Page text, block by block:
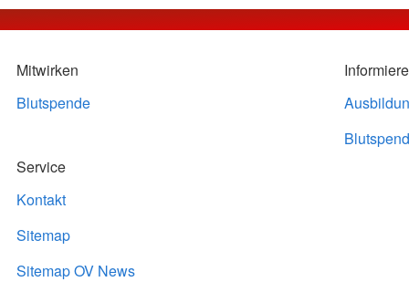
Mitwirken
Blutspende
Service
Kontakt
Sitemap
Sitemap OV News